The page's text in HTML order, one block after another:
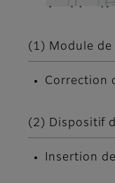
(1) Module de
Correction
(2) Dispositif
Insertion